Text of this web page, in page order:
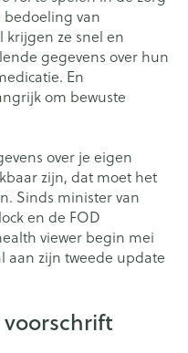
van
ze snel en
gegevens over hun
En
om bewuste
over je eigen
zijn, dat moet het
Sinds minister van
en de FOD
viewer begin mei
aan zijn tweede update